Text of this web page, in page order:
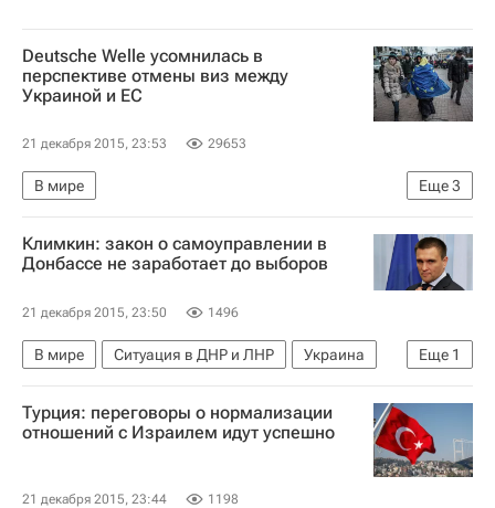
Deutsche Welle усомнилась в
перспективе отмены виз между
Украиной и ЕС
21 декабря 2015, 23:53 29653
Еще3
В мире
Соглашение об ассоциации ЕС и Украины
Украина
Евросоюз
Климкин: закон о самоуправлении в
Донбассе не заработает до выборов
21 декабря 2015, 23:50 1496
Еще 1
В мире Ситуация в ДНР и ЛНР
Украина
Павел Климкин
Турция: переговоры о нормализации
отношений с Израилем идут успешно
21 декабря 2015, 23:44 1198